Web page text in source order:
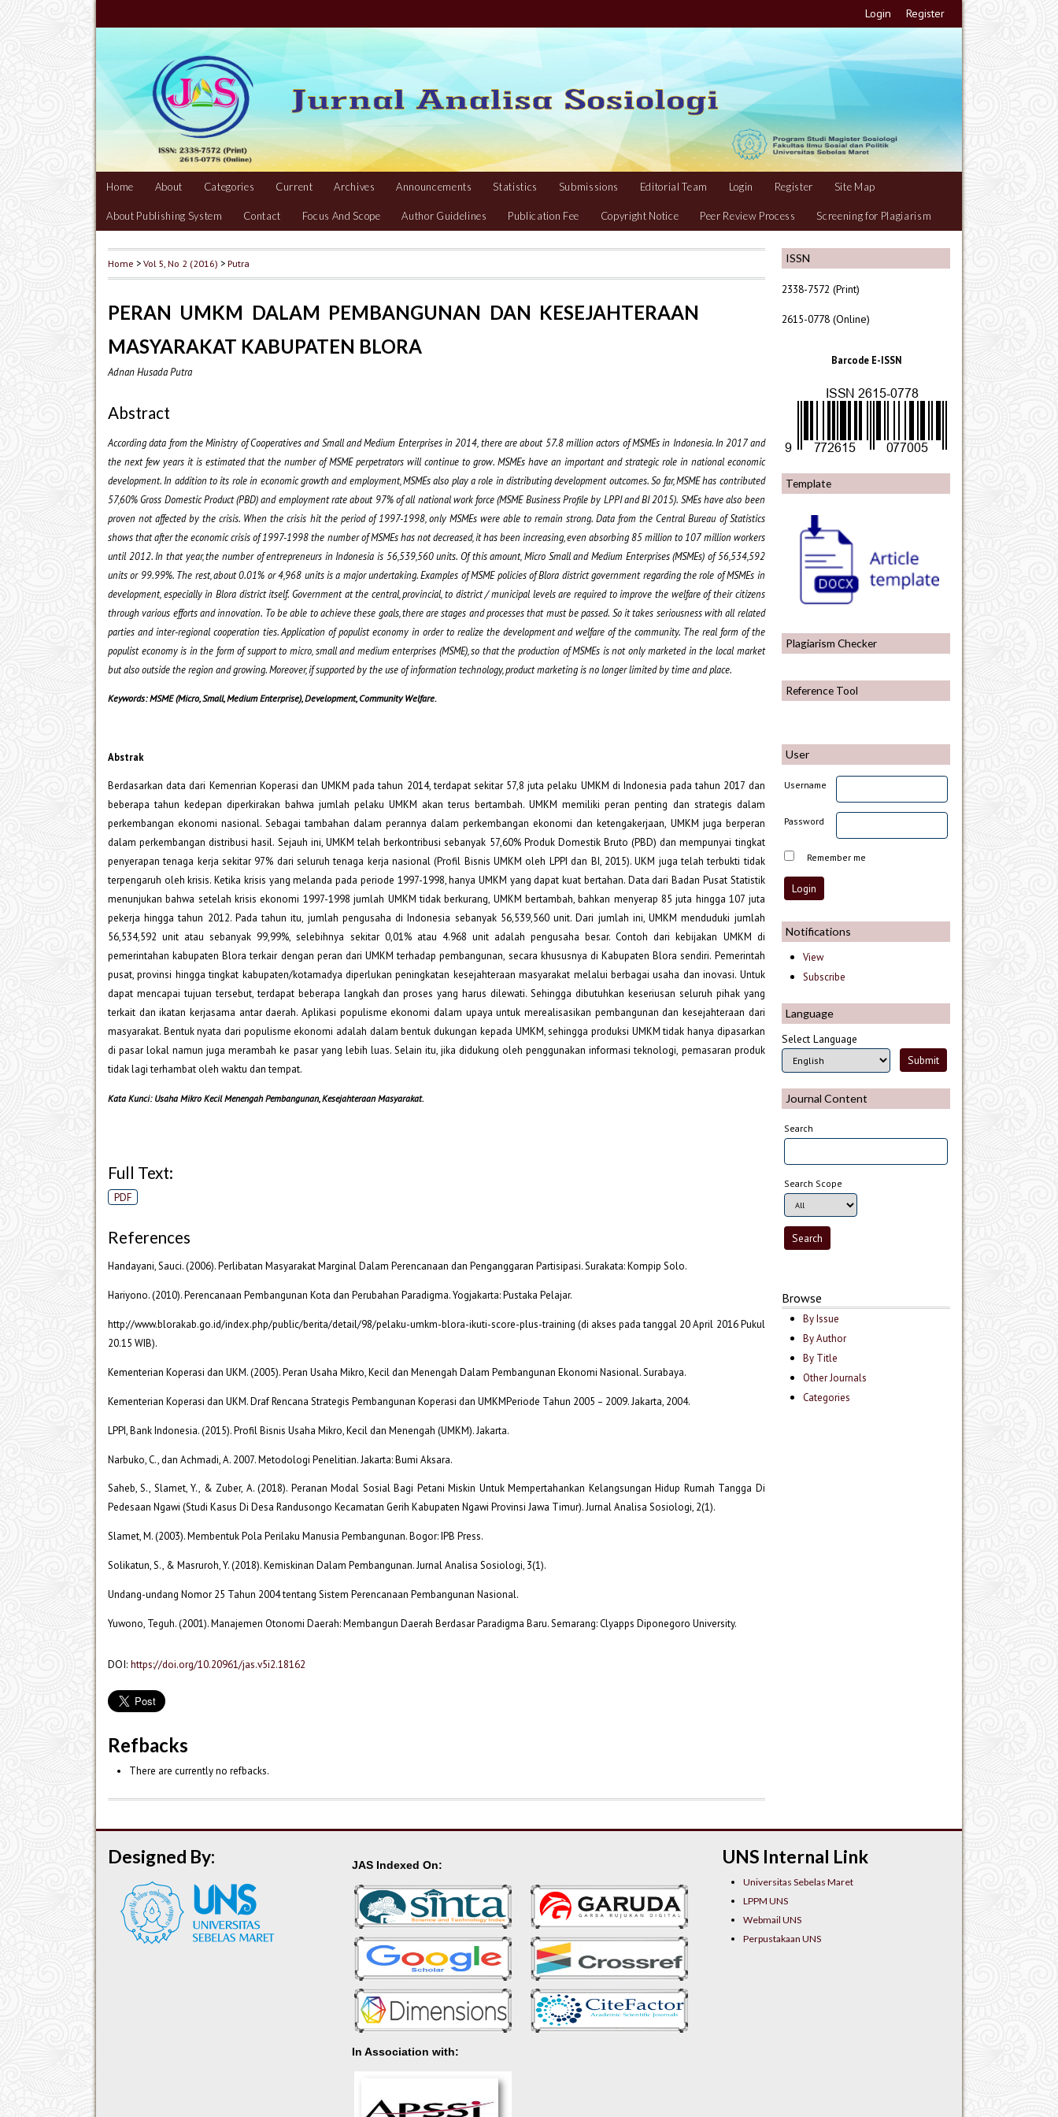
Login Register
Home About Categories Current Archives Announcements Statistics Submissions Editorial Team Login Register Site Map
About Publishing System Contact Focus And Scope Author Guidelines Publication Fee Copyright Notice Peer Review Process Screening for Plagiarism
ISSN
2338-7572 (Print)
2615-0778 (Online)
Barcode E-ISSN
Template
Plagiarism Checker
Reference Tool
User
Username
Password
Remember me
Notifications
View
Subscribe
Language
Select Language
Journal Content
Search
Search Scope
Browse
By Issue
By Author
By Title
Other Journals
Categories
Home >Vol 5, No 2 (2016) >Putra
PERAN UMKM DALAM PEMBANGUNAN DAN KESEJAHTERAAN
MASYARAKAT KABUPATEN BLORA
Adnan Husada Putra
Abstract
According data from the Ministry of Cooperatives and Small and Medium Enterprises in 2014, there are about 57.8 million actors of MSMEs in Indonesia. In 2017 and
the next few years it is estimated that the number of MSME perpetrators will continue to grow. MSMEs have an important and strategic role in national economic
development. In addition to its role in economic growth and employment, MSMEs also play a role in distributing development outcomes. So far, MSME has contributed
57,60% Gross Domestic Product (PBD) and employment rate about 97% of all national work force (MSME Business Profile by LPPI and BI 2015). SMEs have also been
proven not affected by the crisis. When the crisis hit the period of 1997-1998, only MSMEs were able to remain strong. Data from the Central Bureau of Statistics
shows that after the economic crisis of 1997-1998 the number of MSMEs has not decreased, it has been increasing, even absorbing 85 million to 107 million workers
until 2012. In that year, the number of entrepreneurs in Indonesia is 56,539,560 units. Of this amount, Micro Small and Medium Enterprises (MSMEs) of 56,534,592
units or 99.99%. The rest, about 0.01% or 4,968 units is a major undertaking. Examples of MSME policies of Blora district government regarding the role of MSMEs in
development, especially in Blora district itself. Government at the central, provincial, to district / municipal levels are required to improve the welfare of their citizens
through various efforts and innovation. To be able to achieve these goals, there are stages and processes that must be passed. So it takes seriousness with all related
parties and inter-regional cooperation ties. Application of populist economy in order to realize the development and welfare of the community. The real form of the
populist economy is in the form of support to micro, small and medium enterprises (MSME), so that the production of MSMEs is not only marketed in the local market
but also outside the region and growing. Moreover, if supported by the use of information technology, product marketing is no longer limited by time and place.
Keywords: MSME (Micro, Small, Medium Enterprise), Development, Community Welfare.
Abstrak
Berdasarkan data dari Kemenrian Koperasi dan UMKM pada tahun 2014, terdapat sekitar 57,8 juta pelaku UMKM di Indonesia pada tahun 2017 dan
beberapa tahun kedepan diperkirakan bahwa jumlah pelaku UMKM akan terus bertambah. UMKM memiliki peran penting dan strategis dalam
perkembangan ekonomi nasional. Sebagai tambahan dalam perannya dalam perkembangan ekonomi dan ketengakerjaan, UMKM juga berperan
dalam perkembangan distribusi hasil. Sejauh ini, UMKM telah berkontribusi sebanyak 57,60% Produk Domestik Bruto (PBD) dan mempunyai tingkat
penyerapan tenaga kerja sekitar 97% dari seluruh tenaga kerja nasional (Profil Bisnis UMKM oleh LPPI dan BI, 2015). UKM juga telah terbukti tidak
terpengaruh oleh krisis. Ketika krisis yang melanda pada periode 1997-1998, hanya UMKM yang dapat kuat bertahan. Data dari Badan Pusat Statistik
menunjukan bahwa setelah krisis ekonomi 1997-1998 jumlah UMKM tidak berkurang, UMKM bertambah, bahkan menyerap 85 juta hingga 107 juta
pekerja hingga tahun 2012. Pada tahun itu, jumlah pengusaha di Indonesia sebanyak 56,539,560 unit. Dari jumlah ini, UMKM menduduki jumlah
56,534,592 unit atau sebanyak 99,99%, selebihnya sekitar 0,01% atau 4.968 unit adalah pengusaha besar. Contoh dari kebijakan UMKM di
pemerintahan kabupaten Blora terkair dengan peran dari UMKM terhadap pembangunan, secara khususnya di Kabupaten Blora sendiri. Pemerintah
pusat, provinsi hingga tingkat kabupaten/kotamadya diperlukan peningkatan kesejahteraan masyarakat melalui berbagai usaha dan inovasi. Untuk
dapat mencapai tujuan tersebut, terdapat beberapa langkah dan proses yang harus dilewati. Sehingga dibutuhkan keseriusan seluruh pihak yang
terkait dan ikatan kerjasama antar daerah. Aplikasi populisme ekonomi dalam upaya untuk merealisasikan pembangunan dan kesejahteraan dari
masyarakat. Bentuk nyata dari populisme ekonomi adalah dalam bentuk dukungan kepada UMKM, sehingga produksi UMKM tidak hanya dipasarkan
di pasar lokal namun juga merambah ke pasar yang lebih luas. Selain itu, jika didukung oleh penggunakan informasi teknologi, pemasaran produk
tidak lagi terhambat oleh waktu dan tempat.
Kata Kunci: Usaha Mikro Kecil Menengah Pembangunan, Kesejahteraan Masyarakat.
Full Text:
PDF
References
Handayani, Sauci. (2006). Perlibatan Masyarakat Marginal Dalam Perencanaan dan Penganggaran Partisipasi. Surakata: Kompip Solo.
Hariyono. (2010). Perencanaan Pembangunan Kota dan Perubahan Paradigma. Yogjakarta: Pustaka Pelajar.
http://www.blorakab.go.id/index.php/public/berita/detail/98/pelaku-umkm-blora-ikuti-score-plus-training (di akses pada tanggal 20 April 2016 Pukul
20.15 WIB).
Kementerian Koperasi dan UKM. (2005). Peran Usaha Mikro, Kecil dan Menengah Dalam Pembangunan Ekonomi Nasional. Surabaya.
Kementerian Koperasi dan UKM. Draf Rencana Strategis Pembangunan Koperasi dan UMKMPeriode Tahun 2005 – 2009. Jakarta, 2004.
LPPI, Bank Indonesia. (2015). Profil Bisnis Usaha Mikro, Kecil dan Menengah (UMKM). Jakarta.
Narbuko, C., dan Achmadi, A. 2007. Metodologi Penelitian. Jakarta: Bumi Aksara.
Saheb, S., Slamet, Y., & Zuber, A. (2018). Peranan Modal Sosial Bagi Petani Miskin Untuk Mempertahankan Kelangsungan Hidup Rumah Tangga Di
Pedesaan Ngawi (Studi Kasus Di Desa Randusongo Kecamatan Gerih Kabupaten Ngawi Provinsi Jawa Timur). Jurnal Analisa Sosiologi, 2(1).
Slamet, M. (2003). Membentuk Pola Perilaku Manusia Pembangunan. Bogor: IPB Press.
Solikatun, S., & Masruroh, Y. (2018). Kemiskinan Dalam Pembangunan. Jurnal Analisa Sosiologi, 3(1).
Undang-undang Nomor 25 Tahun 2004 tentang Sistem Perencanaan Pembangunan Nasional.
Yuwono, Teguh. (2001). Manajemen Otonomi Daerah: Membangun Daerah Berdasar Paradigma Baru. Semarang: Clyapps Diponegoro University.
DOI: https://doi.org/10.20961/jas.v5i2.18162
Refbacks
There are currently no refbacks.
UNS Internal Link
Universitas Sebelas Maret
LPPM UNS
Webmail UNS
Perpustakaan UNS
JAS Indexed On:
In Association with:
Designed By: